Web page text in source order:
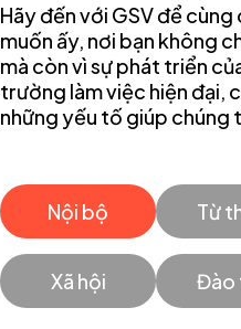
Hãy đến với GSV để
muốn ấy, nơi bạn không
mà còn vì sự phát triển
trường làm việc hiện đại,
những yếu tố giúp chúng
Nội bộ Từ
Xã hội Đào